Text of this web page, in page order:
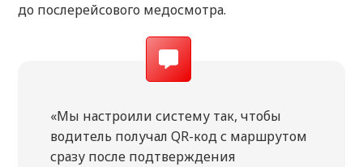
до послерейсового медосмотра.
«Мы настроили систему так, чтобы
водитель получал QR-код с маршрутом
сразу после подтверждения